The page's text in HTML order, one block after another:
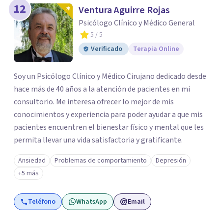
12 Ventura Aguirre Rojas
Psicólogo Clínico y Médico General
5 / 5
Verificado
Terapia Online
Soy un Psicólogo Clínico y Médico Cirujano dedicado desde
hace más de 40 años a la atención de pacientes en mi
consultorio. Me interesa ofrecer lo mejor de mis
conocimientos y experiencia para poder ayudar a que mis
pacientes encuentren el bienestar físico y mental que les
permita llevar una vida satisfactoria y gratificante.
Ansiedad Problemas de comportamiento
Depresión
+5 más
Teléfono WhatsApp Email